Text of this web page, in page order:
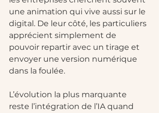
une animation qui vive aussi sur le
digital. De leur côté, les particuliers
apprécient simplement de
pouvoir repartir avec un tirage et
envoyer une version numérique
dans la foulée.
L’évolution la plus marquante
reste l’intégration de l’IA quand